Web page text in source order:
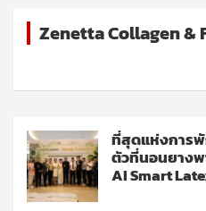
Zenetta Collagen &
ที่สุดแห่งการ
ตัวที่นอนยางพ
AI Smart